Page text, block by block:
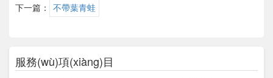
下一篇： 不帶葉青蛙
服務(wù)項(xiàng)目